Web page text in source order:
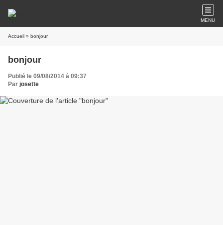
MENU
Accueil » bonjour
bonjour
Publié le 09/08/2014 à 09:37
Par josette